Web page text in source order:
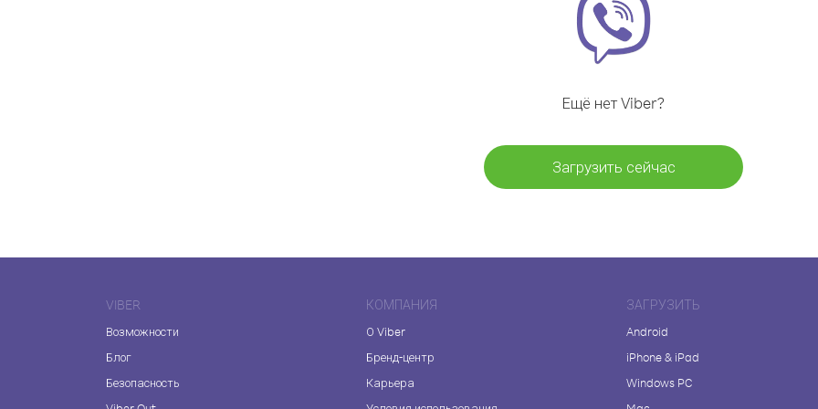
Ещё нет Viber?
Загрузить сейчас
VIBER
Возможности
Блог
Безопасность
КОМПАНИЯ
О Viber
Бренд-центр
Карьера
ЗАГРУЗИТЬ
Android
iPhone & iPad
Windows PC